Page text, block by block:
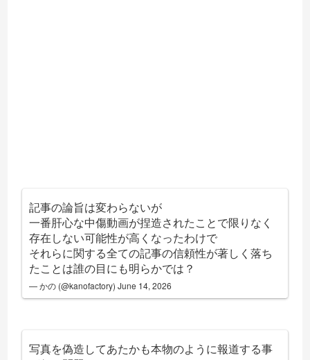
記事の論旨は変わらないが
一番肝心な中傷動画が捏造されたことで限りなく
存在しない可能性が高くなったわけで
それらに関する全ての記事の信頼性が著しく落ち
たことは誰の目にも明らかでは？
— かの (@kanofactory)June 14, 2026
写真を偽造してあたかも本物のように報道する事